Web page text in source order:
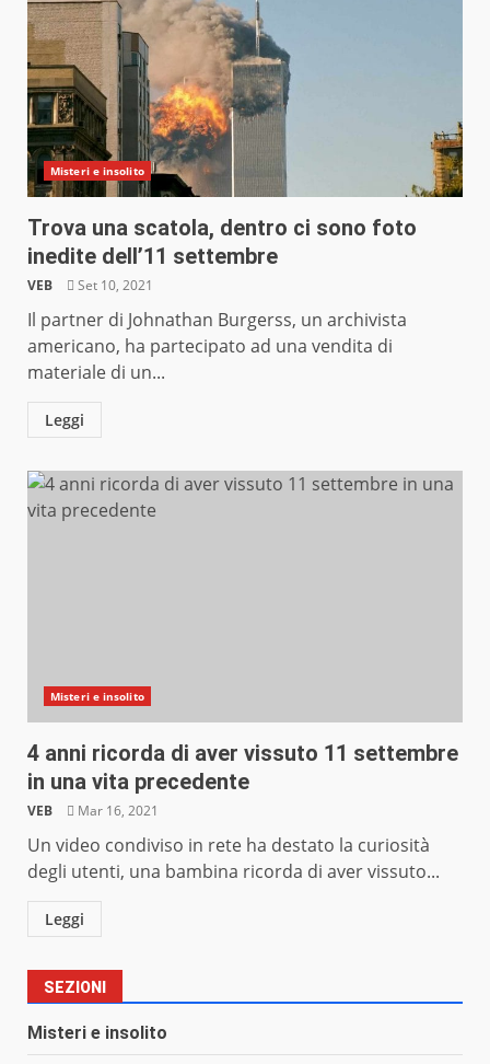
Misteri e insolito
Trova una scatola, dentro ci sono foto
inedite dell’11 settembre
VEB Set 10, 2021
Il partner di Johnathan Burgerss, un archivista
americano, ha partecipato ad una vendita di
materiale di un...
Leggi
Misteri e insolito
4 anni ricorda di aver vissuto 11 settembre
in una vita precedente
VEB Mar 16, 2021
Un video condiviso in rete ha destato la curiosità
degli utenti, una bambina ricorda di aver vissuto...
Leggi
SEZIONI
Misteri e insolito